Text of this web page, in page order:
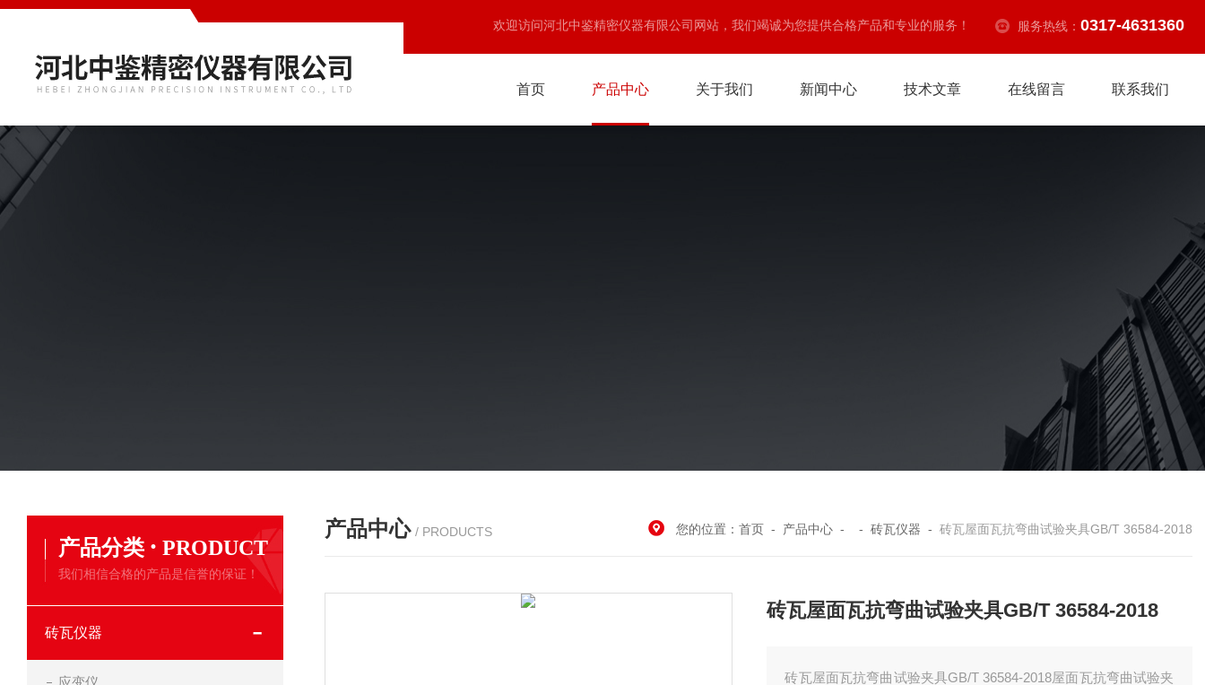
欢迎访问河北中鉴精密仪器有限公司网站，我们竭诚为您提供合格产品和专业的服务！ 服务热线： 0317-4631360
首页 产品中心 关于我们 新闻中心 技术文章 在线留言 联系我们
产品分类 · PRODUCT
我们相信合格的产品是信誉的保证！
砖瓦仪器
应变仪
产品中心 / PRODUCTS 您的位置： 首页 - 产品中心 - - 砖瓦仪器 - 砖瓦屋面瓦抗弯曲试验夹具GB/T 36584-2018
砖瓦屋面瓦抗弯曲试验夹具GB/T 36584-2018
砖瓦屋面瓦抗弯曲试验夹具GB/T 36584-2018屋面瓦抗弯曲试验夹